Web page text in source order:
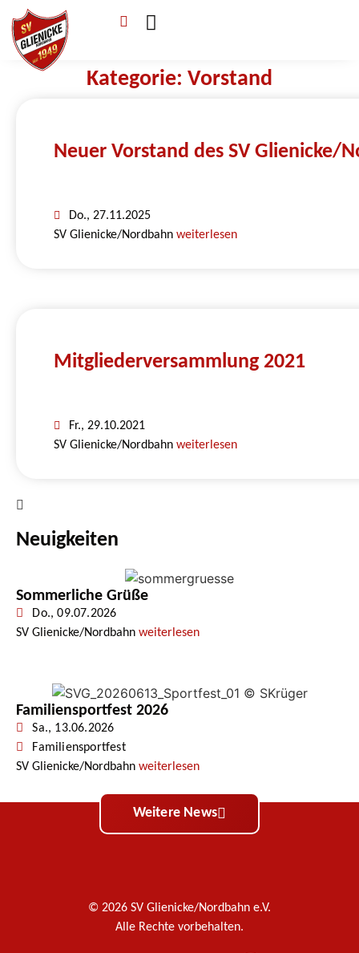
Kategorie: Vorstand
Neuer Vorstand des SV Glienicke/
Do., 27.11.2025
SV Glienicke/Nordbahnweiterlesen
Mitgliederversammlung 2021
Fr., 29.10.2021
SV Glienicke/Nordbahnweiterlesen
Neuigkeiten
Sommerliche Grüße
Do., 09.07.2026
SV Glienicke/Nordbahn weiterlesen
Familiensportfest 2026
Sa., 13.06.2026
Familiensportfest
SV Glienicke/Nordbahn weiterlesen
Weitere News
© 2026 SV Glienicke/Nordbahn e.V.
Alle Rechte vorbehalten.